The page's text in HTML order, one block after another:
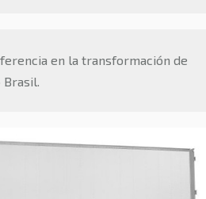
en la transformación de
Brasil.